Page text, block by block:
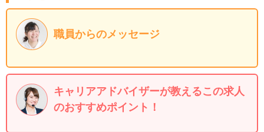
職員からのメッセージ
キャリアアドバイザーが教えるこの求人
のおすすめポイント！